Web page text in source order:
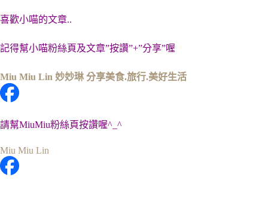
喜歡小喵的文章..
記得幫小喵粉絲頁及文章”按讚”+”分享”喔
Miu Miu Lin 妙妙琳 分享美食.旅行.美好生活
請幫MiuMiu粉絲頁按讚喔^_^
Miu Miu Lin